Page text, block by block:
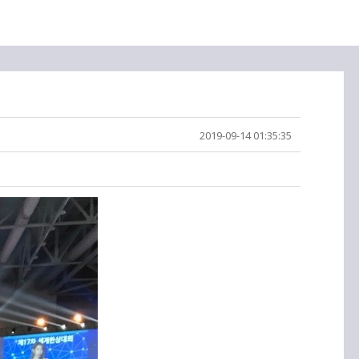
2019-09-14 01:35:35